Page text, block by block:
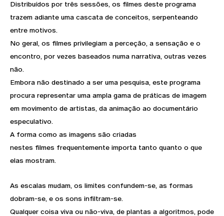
Distribuídos por três sessões, os filmes deste programa
trazem adiante uma cascata de conceitos, serpenteando
entre motivos.
No geral, os filmes privilegiam a perceção, a sensação e o
encontro, por vezes baseados numa narrativa, outras vezes
não.
Embora não destinado a ser uma pesquisa, este programa
procura representar uma ampla gama de práticas de imagem
em movimento de artistas, da animação ao documentário
especulativo.
A forma como as imagens são criadas
nestes filmes frequentemente importa tanto quanto o que
elas mostram.
As escalas mudam, os limites confundem-se, as formas
dobram-se, e os sons infiltram-se.
Qualquer coisa viva ou não-viva, de plantas a algoritmos, pode